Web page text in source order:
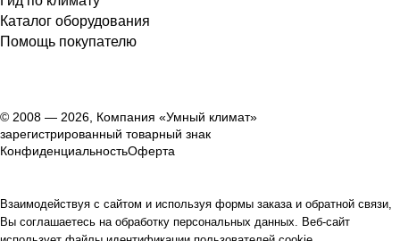
Каталог оборудования
Помощь покупателю
© 2008 — 2026, Компания «Умный климат»
зарегистрированный товарный знак
КонфиденциальностьОферта
Взаимодействуя с сайтом и используя формы заказа и обратной связи,
Вы соглашаетесь на обработку персональных данных. Веб-сайт